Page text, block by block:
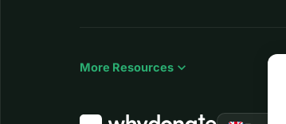
More Resources expand_more